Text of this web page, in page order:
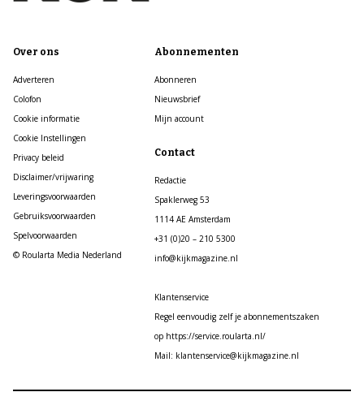
Over ons
Adverteren
Colofon
Cookie informatie
Cookie Instellingen
Privacy beleid
Disclaimer/vrijwaring
Leveringsvoorwaarden
Gebruiksvoorwaarden
Spelvoorwaarden
© Roularta Media Nederland
Abonnementen
Abonneren
Nieuwsbrief
Mijn account
Contact
Redactie
Spaklerweg 53
1114 AE Amsterdam
+31 (0)20 – 210 5300
info@kijkmagazine.nl
Klantenservice
Regel eenvoudig zelf je abonnementszaken
op https://service.roularta.nl/
Mail: klantenservice@kijkmagazine.nl